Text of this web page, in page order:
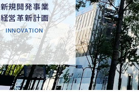
新規開発事業
経営革新計画
INNOVATION